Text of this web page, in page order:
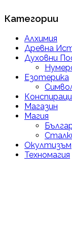
Категории
Алхимия
Древна
Духовни
Езотерика
Магазин
Магия
Окултизъм
Техномагия